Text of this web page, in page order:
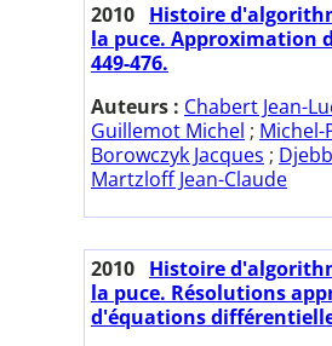
2010 Histoire
la puce. Approximation
449-476.
Auteurs : Chabert Jean-
Guillemot Michel ; Michel-
Borowczyk Jacques ;
Martzloff Jean-Claude
2010 Histoire
la puce. Résolutions
d'équations